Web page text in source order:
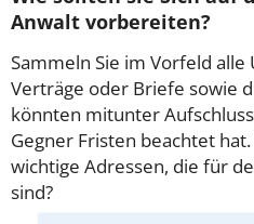
Anwalt vorbereiten?
Sammeln Sie im Vorfeld alle
Verträge oder Briefe sowie
könnten mitunter
Gegner Fristen beachtet
wichtige Adressen, die für
sind?